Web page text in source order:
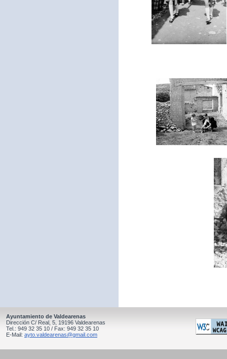
Ayuntamiento de Valdearenas
Dirección C/ Real, 5, 19196 Valdearenas
Tel.: 949 32 35 10 / Fax: 949 32 35 10
E-Mail: ayto.valdearenas@gmail.com